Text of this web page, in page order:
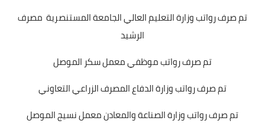
تم صرف رواتب وزارة التعليم العالي الجامعة المستنصرية مصرف
الرشيد
تم صرف رواتب موظفي معمل سكر الموصل
تم صرف رواتب وزارة الدفاع المصرف الزراعي التعاوني
تم صرف رواتب وزارة الصناعة والمعادن معمل نسيج الموصل